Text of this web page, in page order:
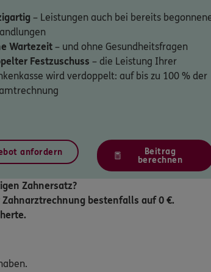
– Leistungen auch bei bereits
Wartezeit – und ohne Gesundheitsfragen
Festzuschuss – die Leistung Ihrer
wird verdoppelt: auf bis zu 100 % der
anfordern
Beitrag
berechnen
Zahnersatz?
bestenfalls auf 0 €.